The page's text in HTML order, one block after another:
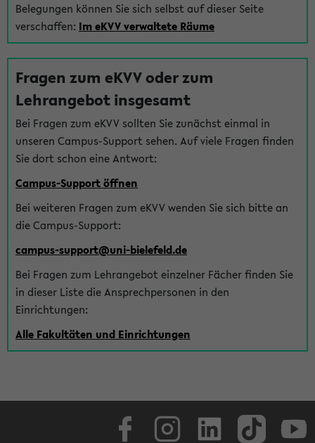
Belegungen können Sie sich selbst auf dieser Seite
verschaffen: Im eKVV verwaltete Räume
Fragen zum eKVV oder zum
Lehrangebot insgesamt
Bei Fragen zum eKVV sollten Sie zunächst einmal in
unseren Campus-Support sehen. Auf viele Fragen finden
Sie dort schon eine Antwort:
Campus-Support öffnen
Bei weiteren Fragen zum eKVV wenden Sie sich bitte an
die Campus-Support:
campus-support@uni-bielefeld.de
Bei Fragen zum Lehrangebot einzelner Fächer finden Sie
in dieser Liste die Ansprechpersonen in den
Einrichtungen:
Alle Fakultäten und Einrichtungen